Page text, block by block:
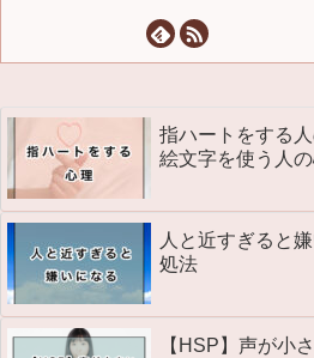
指ハートをする
絵文字を使う人
人と近すぎると
処法
【HSP】声が小